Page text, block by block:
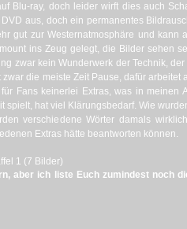
Blu-ray, doch leider wirft dies auch
aus, doch ein permanentes
gut zur Westernatmosphäre und kann
ins Zeug gelegt, die Bilder sehen
zwar kein Wunderwerk der Technik,
die meiste Zeit Pause, dafür
Fans keinerlei Extras, was in meinen
spielt, hat viel Klärungsbedarf. Wie
verschiedene Wörter damals
Extras hätte beantworten können.
1 (7 Bilder)
aber ich liste Euch zumindest noch